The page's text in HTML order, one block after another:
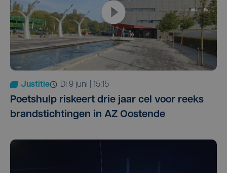
Justitie di 9 juni | 15:15
Poetshulp riskeert drie jaar cel voor reeks
brandstichtingen in AZ Oostende